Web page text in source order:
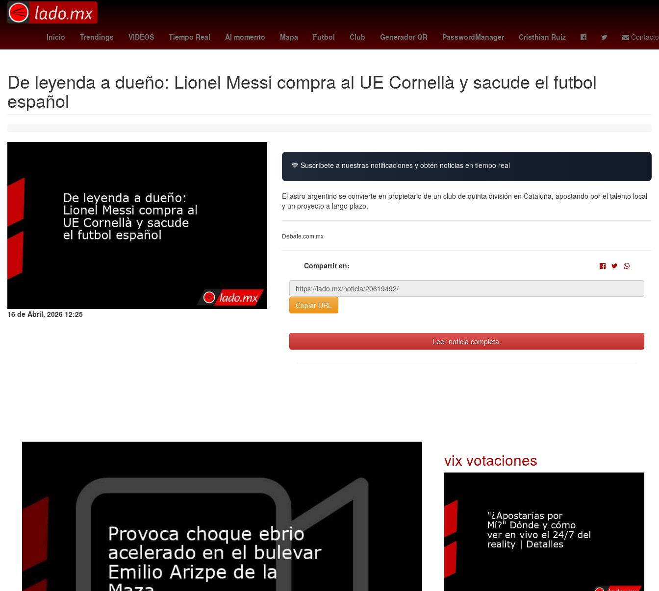
Inicio Trendings VIDEOS Tiempo Real Al momento Mapa Futbol Club Generador QR PasswordManager Cristhian Ruiz Contacto
INAPAM vacuna influenza h3n2 toluca vs santos Germán Berterame Rogelio Funes Mori mexico vs Perú Antoine Griezmann Nueva York Aguascalientes
De leyenda a dueño: Lionel Messi compra al UE Cornellà y sacude el futbol
español
16 de Abril, 2026 12:25
💙 Suscríbete a nuestras notificaciones y obtén noticias en tiempo real
El astro argentino se convierte en propietario de un club de quinta división en Cataluña, apostando por el talento local
y un proyecto a largo plazo.
Debate.com.mx
Compartir en:
Copiar URL
Leer noticia completa.
vix votaciones